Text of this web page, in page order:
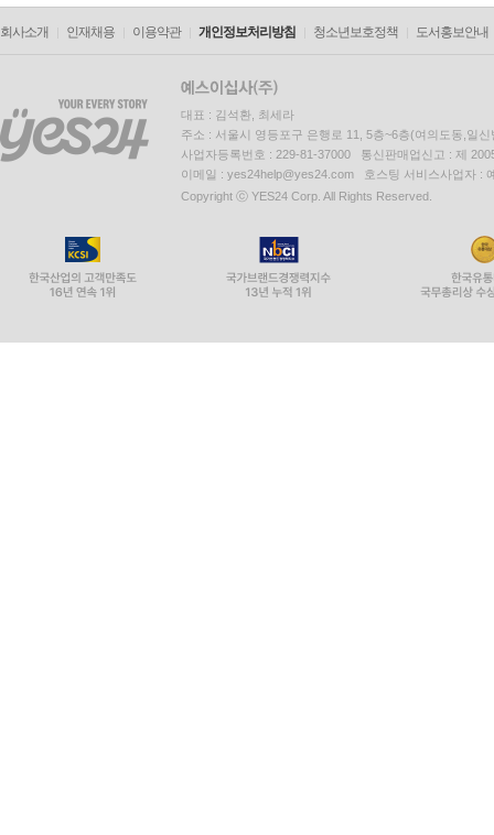
회사소개 인재채용 이용약관 개인정보처리방침 청소년보호정책 도서홍보안내
대표 : 김석환, 최세라
주소 : 서울시 영등포구 은행로 11, 5층~6층(여의도동,일신
사업자등록번호 : 229-81-37000 통신판매업신고 : 제
이메일 : yes24help@yes24.com 호스팅 서비스사업자 :
Copyright ⓒ YES24 Corp. All Rights Reserved.